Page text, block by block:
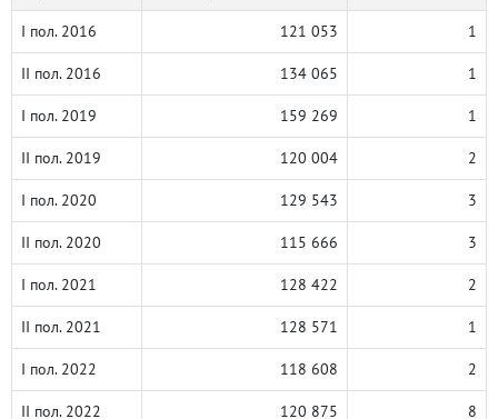
I пол. 2016 121 053 1
II пол. 2016 134 065 1
I пол. 2019 159 269 1
II пол. 2019 120 004 2
I пол. 2020 129 543 3
II пол. 2020 115 666 3
I пол. 2021 128 422 2
II пол. 2021 128 571 1
I пол. 2022 118 608 2
II пол. 2022 120 875 8